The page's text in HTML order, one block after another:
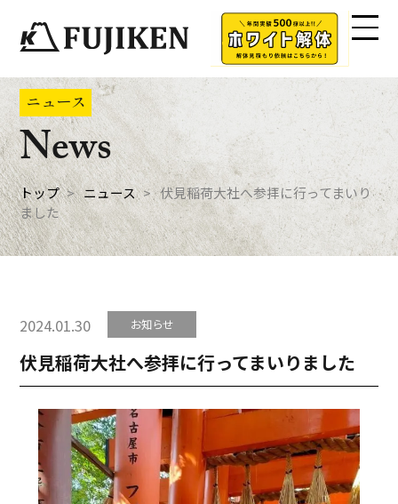
ニュース
News
トップ ニュース
伏見稲荷大社へ参拝に行ってまいり
ました
2024.01.30 お知らせ
伏見稲荷大社へ参拝に行ってまいりました